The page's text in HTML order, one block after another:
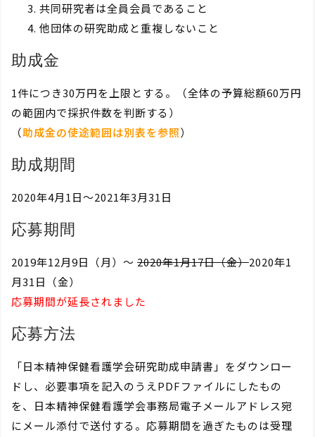
共同研究者は全員会員であること
他団体の研究助成と重複しないこと
助成金
1件につき30万円を上限とする。（全体の予算総額60万円
の範囲内で採択件数を判断する）
（助成金の使途範囲は別表を参照）
助成期間
2020年4月1日～2021年3月31日
応募期間
2019年12月9日（月）～ 2020年1月17日（金）2020年1
月31日（金）
応募期間が延長されました
応募方法
「日本精神保健看護学会研究助成申請書」をダウンロー
ドし、必要事項を記入のうえPDFファイルにしたもの
を、日本精神保健看護学会事務局電子メールアドレス宛
にメール添付で送付する。応募期間を過ぎたものは受理